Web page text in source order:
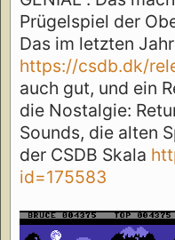
Prügelspiel der
Das im letzten
https://csdb.dk/
auch gut, und ein
die Nostalgie:
Sounds, die alten
der CSDB Skala
id=175583